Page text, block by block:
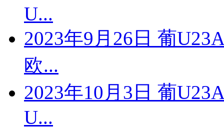
U...
2023年9月26日 葡
欧...
2023年10月3日 葡
U...